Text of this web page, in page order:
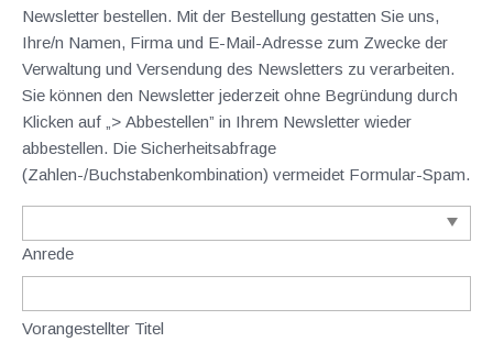
Newsletter bestellen. Mit der Bestellung gestatten Sie uns,
Ihre/n Namen, Firma und E-Mail-Adresse zum Zwecke der
Verwaltung und Versendung des Newsletters zu verarbeiten.
Sie können den Newsletter jederzeit ohne Begründung durch
Klicken auf „> Abbestellen” in Ihrem Newsletter wieder
abbestellen. Die Sicherheitsabfrage
(Zahlen-/Buchstabenkombination) vermeidet Formular-Spam.
Anrede
Vorangestellter Titel